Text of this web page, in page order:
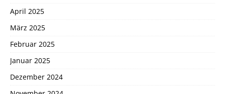
April 2025
März 2025
Februar 2025
Januar 2025
Dezember 2024